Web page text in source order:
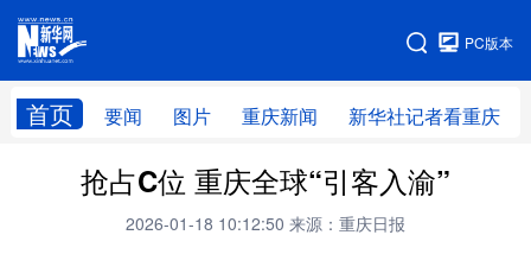
PC版本
首页 要闻 图片 重庆新闻 新华社记者看重庆
网站地图
抢占C位 重庆全球“引客入渝”
2026-01-18 10:12:50 来源：重庆日报